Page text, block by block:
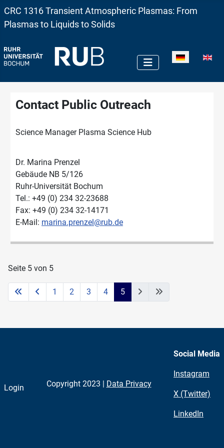
CRC 1316 Transient Atmospheric Plasmas: From
Plasmas to Liquids to Solids
Sprache
Contact Public Outreach
Science Manager Plasma Science Hub
Dr. Marina Prenzel
Gebäude NB 5/126
Ruhr-Universität Bochum
Tel.: +49 (0) 234 32-23688
Fax: +49 (0) 234 32-14171
E-Mail: marina.prenzel@rub.de
Seite 5 von 5
1 2 3 4 5
Login Copyright 2023 | Data Privacy
Social Media
Instagram
X (Twitter)
LinkedIn